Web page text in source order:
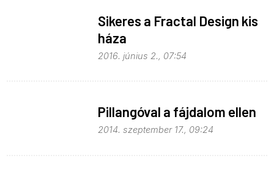
Sikeres a Fractal Design kis
háza
2016. június 2., 07:54
Pillangóval a fájdalom ellen
2014. szeptember 17., 09:24